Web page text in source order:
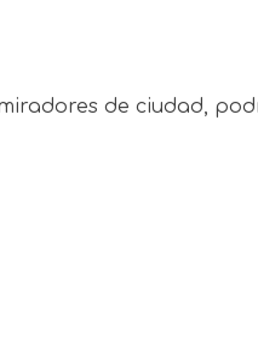
de ciudad,